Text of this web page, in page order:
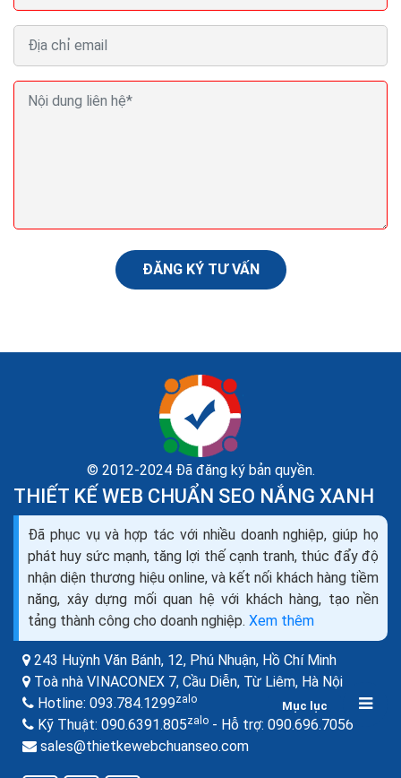
Mục lục
Liên kết nội bộ trong câu trúc website kỹ thuật seo
onpage
Với những web nhỏ có ít Category Page, thông thường
liên kết hay được đặt tại Navigation Menu để nhận
được sức mạnh từ Home Page vốn là 1 page mạnh
nhất...
ĐĂNG KÝ TƯ VẤN
© 2012-2024 Đã đăng ký bản quyền.
THIẾT KẾ WEB CHUẨN SEO NẮNG XANH
Đã phục vụ và hợp tác với nhiều doanh nghiệp, giúp họ
phát huy sức mạnh, tăng lợi thế cạnh tranh, thúc đẩy độ
nhận diện thương hiệu online, và kết nối khách hàng tiềm
năng, xây dựng mối quan hệ với khách hàng, tạo nền
tảng thành công cho doanh nghiệp. Xem thêm
243 Huỳnh Văn Bánh, 12, Phú Nhuận, Hồ Chí Minh
Toà nhà VINACONEX 7, Cầu Diễn, Từ Liêm, Hà Nội
Hotline: 093.784.1299zalo
Kỹ Thuật: 090.6391.805zalo - Hỗ trợ: 090.696.7056
sales@thietkewebchuanseo.com